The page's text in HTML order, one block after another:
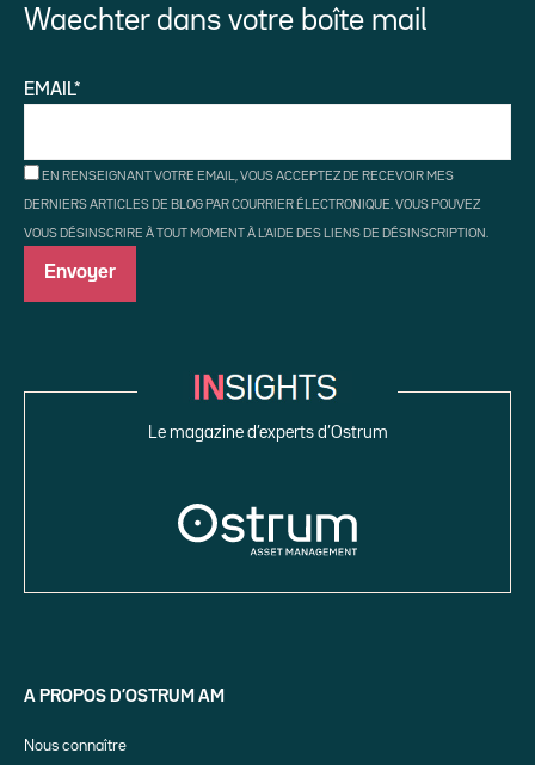
Waechter dans votre boîte mail
EMAIL*
EN RENSEIGNANT VOTRE EMAIL, VOUS ACCEPTEZ DE RECEVOIR MES
DERNIERS ARTICLES DE BLOG PAR COURRIER ÉLECTRONIQUE. VOUS POUVEZ
VOUS DÉSINSCRIRE À TOUT MOMENT À L'AIDE DES LIENS DE DÉSINSCRIPTION.
Le magazine d’experts d’Ostrum
A PROPOS D’OSTRUM AM
Nous connaître